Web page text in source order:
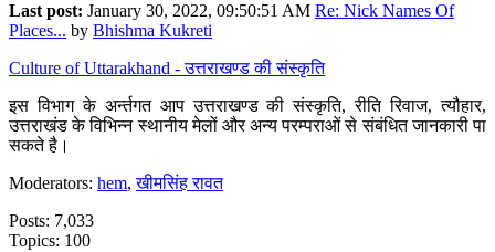
Last post: January 30, 2022, 09:50:51 AM Re: Nick Names Of
Places... by Bhishma Kukreti
Culture of Uttarakhand - उत्तराखण्ड की संस्कृति
इस विभाग के अर्न्तगत आप उत्तराखण्ड की संस्कृति, रीति रिवाज, त्यौहार,
उत्तराखंड के विभिन्न स्थानीय मेलों और अन्य परम्पराओं से संबंधित जानकारी पा
सकते है।
Moderators: hem,खीमसिंह रावत
Posts: 7,033
Topics: 100